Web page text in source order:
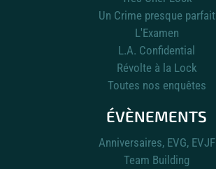
Un Crime presque parfait
L'Examen
L.A. Confidential
Révolte à la Lock
Toutes nos enquêtes
ÉVÈNEMENTS
Anniversaires, EVG, EVJF
Team Building